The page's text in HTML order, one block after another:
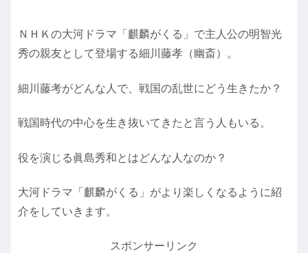
ＮＨＫの大河ドラマ「麒麟がくる」で主人公の明智光
秀の親友として登場する細川藤孝（幽斎）。
細川藤考がどんな人で、戦国の乱世にどう生きたか？
戦国時代の中心を生き抜いてきたと言う人もいる。
役を演じる眞島秀和とはどんな人なのか？
大河ドラマ「麒麟がくる」がより楽しくなるように紹
介をしていきます。
スポンサーリンク